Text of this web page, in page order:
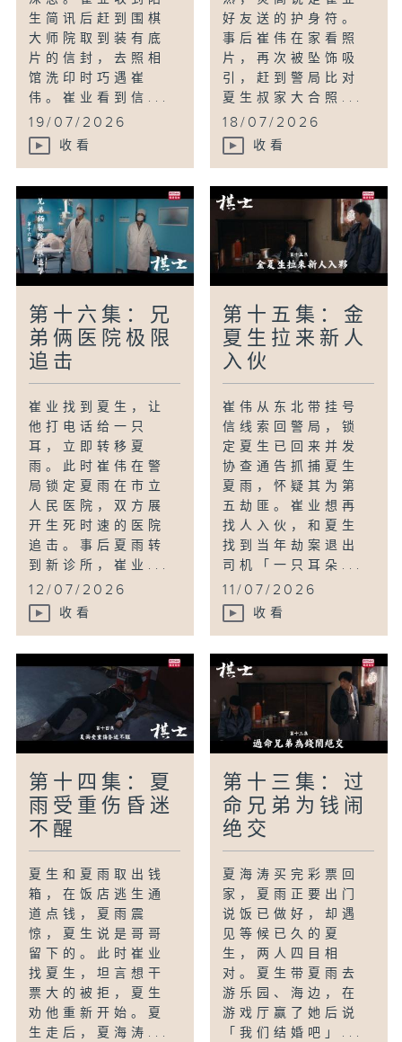
生简讯后赶到围棋
大师院取到装有底
片的信封，去照相
馆洗印时巧遇崔
伟。崔业看到信...
19/07/2026
收看
好友送的护身符。
事后崔伟在家看照
片，再次被坠饰吸
引，赶到警局比对
夏生叔家大合照...
18/07/2026
收看
第十六集：兄
弟俩医院极限
追击
崔业找到夏生，让
他打电话给一只
耳，立即转移夏
雨。此时崔伟在警
局锁定夏雨在市立
人民医院，双方展
开生死时速的医院
追击。事后夏雨转
到新诊所，崔业...
12/07/2026
收看
第十五集：金
夏生拉来新人
入伙
崔伟从东北带挂号
信线索回警局，锁
定夏生已回来并发
协查通告抓捕夏生
夏雨，怀疑其为第
五劫匪。崔业想再
找人入伙，和夏生
找到当年劫案退出
司机「一只耳朵...
11/07/2026
收看
第十四集：夏
雨受重伤昏迷
不醒
夏生和夏雨取出钱
箱，在饭店逃生通
道点钱，夏雨震
惊，夏生说是哥哥
留下的。此时崔业
找夏生，坦言想干
票大的被拒，夏生
劝他重新开始。夏
生走后，夏海涛...
第十三集：过
命兄弟为钱闹
绝交
夏海涛买完彩票回
家，夏雨正要出门
说饭已做好，却遇
见等候已久的夏
生，两人四目相
对。夏生带夏雨去
游乐园、海边，在
游戏厅赢了她后说
「我们结婚吧」...